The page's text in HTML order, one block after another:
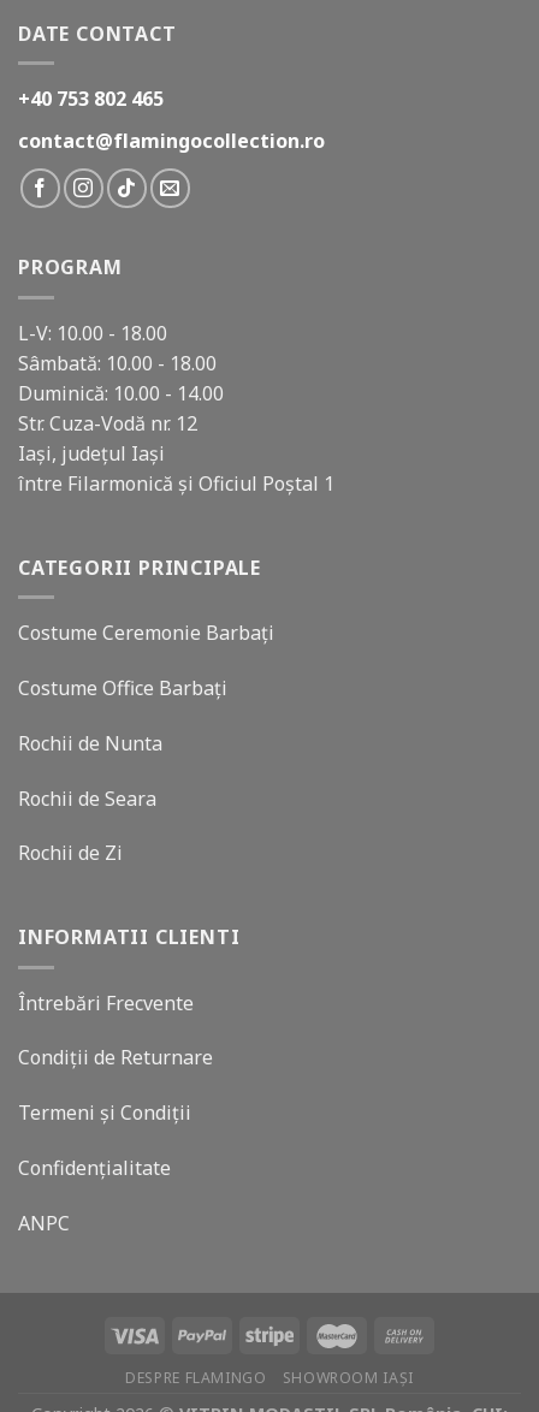
DATE CONTACT
+40 753 802 465
contact@flamingocollection.ro
PROGRAM
L-V: 10.00 - 18.00
Sâmbată: 10.00 - 18.00
Duminică: 10.00 - 14.00
Str. Cuza-Vodă nr. 12
Iași, județul Iași
între Filarmonică și Oficiul Poștal 1
CATEGORII PRINCIPALE
Costume Ceremonie Barbați
Costume Office Barbați
Rochii de Nunta
Rochii de Seara
Rochii de Zi
INFORMATII CLIENTI
Întrebări Frecvente
Condiții de Returnare
Termeni și Condiții
Confidențialitate
ANPC
DESPRE FLAMINGO SHOWROOM IAȘI